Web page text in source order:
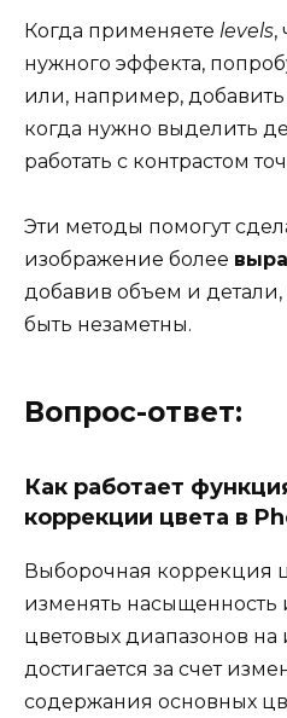
Когда применяете levels,
нужного эффекта,
или, например, добавить
когда нужно выделить
работать с контрастом
Эти методы помогут
изображение более
добавив объем и
быть незаметны.
Вопрос-ответ:
Как работает
коррекции цвета в
Выборочная коррекция
изменять насыщенность
цветовых диапазонов на
достигается за счет
содержания основных